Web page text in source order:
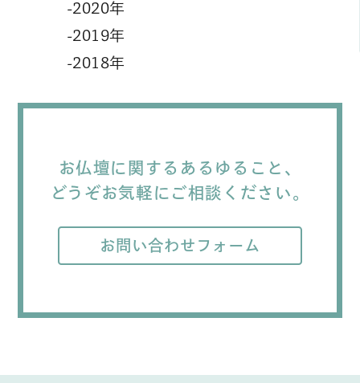
-2020年
-2019年
-2018年
お仏壇に関するあるゆること、
どうぞお気軽にご相談ください。
お問い合わせフォーム